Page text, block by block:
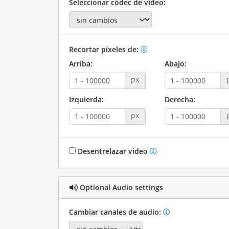
Seleccionar códec de video:
Recortar píxeles de:
Arriba:
px
Abajo:
Izquierda:
px
Derecha:
Desentrelazar video
Optional Audio settings
Cambiar canales de audio: